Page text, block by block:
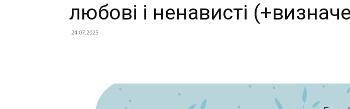
любові і ненависті
24.07.2025